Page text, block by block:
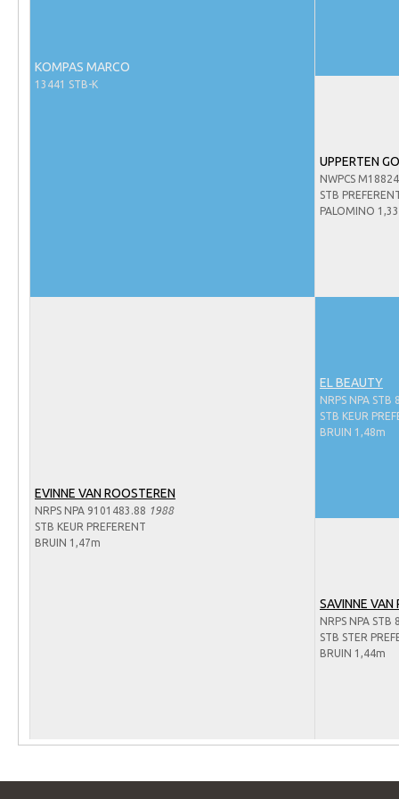
NRPS Keuringen
Zoek een NRPS paard
PEDIGREE ONLINE
KOMPAS MARCO
13441 STB-K
UPPERTEN
NWPCS M18824
STB
PALOMINO
EVINNE VAN ROOSTEREN
NRPS NPA 9101483.88 1988
STB KEUR PREFERENT
BRUIN 1,47m
EL BEAUTY
NRPS NPA STB
STB KEUR
BRUIN 1,48m
SAVINNE VAN
NRPS NPA STB
STB STER
BRUIN 1,44m